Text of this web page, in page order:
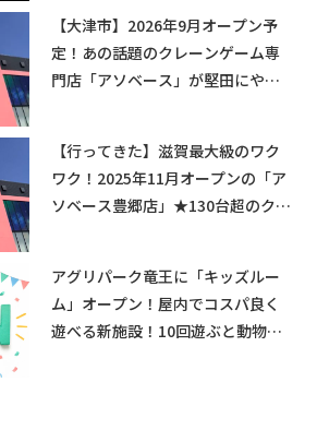
【大津市】2026年9月オープン予
定！あの話題のクレーンゲーム専
門店「アソベース」が堅田にやっ
【行ってきた】滋賀最大級のワク
ワク！2025年11月オープンの「ア
ソベース豊郷店」★130台超のクレ
アグリパーク竜王に「キッズルー
ム」オープン！屋内でコスパ良く
遊べる新施設！10回遊ぶと動物触